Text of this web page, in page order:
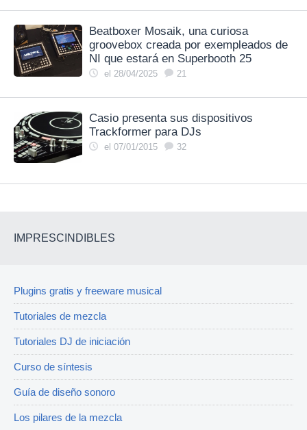
Beatboxer Mosaik, una curiosa
groovebox creada por exempleados de
NI que estará en Superbooth 25
el 28/04/2025 21
Casio presenta sus dispositivos
Trackformer para DJs
el 07/01/2015 32
IMPRESCINDIBLES
Plugins gratis y freeware musical
Tutoriales de mezcla
Tutoriales DJ de iniciación
Curso de síntesis
Guía de diseño sonoro
Los pilares de la mezcla